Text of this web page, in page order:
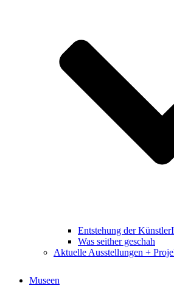
Entstehung der
Was seither geschah
Aktuelle Ausstellungen +
Museen